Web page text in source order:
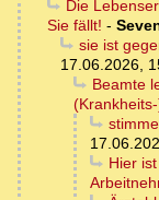
Die
Sie fällt! -
sie ist
17.06.2026,
Beamte
Hier